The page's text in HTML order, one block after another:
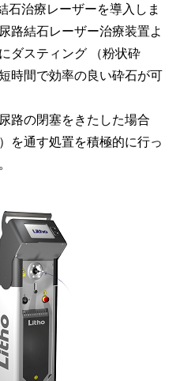
石治療レーザーを導入しま
路結石レーザー治療装置よ
ダスティング （粉状砕
時間で効率の良い砕石が可
路の閉塞をきたした場合
を通す処置を積極的に行っ